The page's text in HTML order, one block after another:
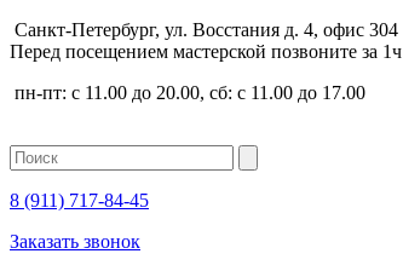
Санкт-Петербург, ул. Восстания д. 4, офис 304
Перед посещением мастерской позвоните за 1ч
пн-пт: с 11.00 до 20.00, сб: с 11.00 до 17.00
8 (911) 717-84-45
Заказать звонок